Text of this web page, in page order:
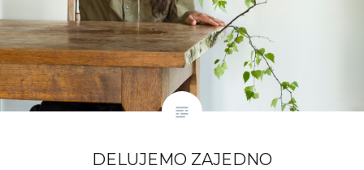
DELUJEMO ZAJEDNO